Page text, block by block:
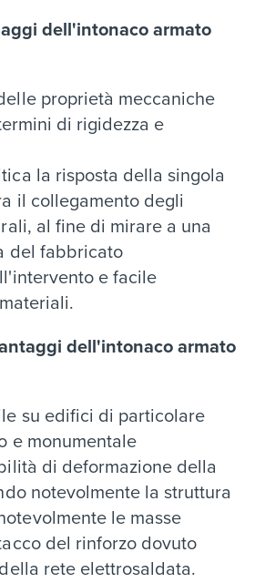
dell'intonaco armato
proprietà meccaniche
di rigidezza e
la risposta della singola
il collegamento degli
al fine di mirare a una
del fabbricato
e facile
dell'intonaco armato
su edifici di particolare
e monumentale
di deformazione della
notevolmente la struttura
le masse
del rinforzo dovuto
rete elettrosaldata.